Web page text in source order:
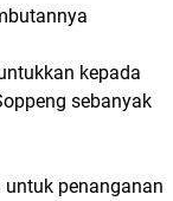
kepada
sebanyak
penanganan